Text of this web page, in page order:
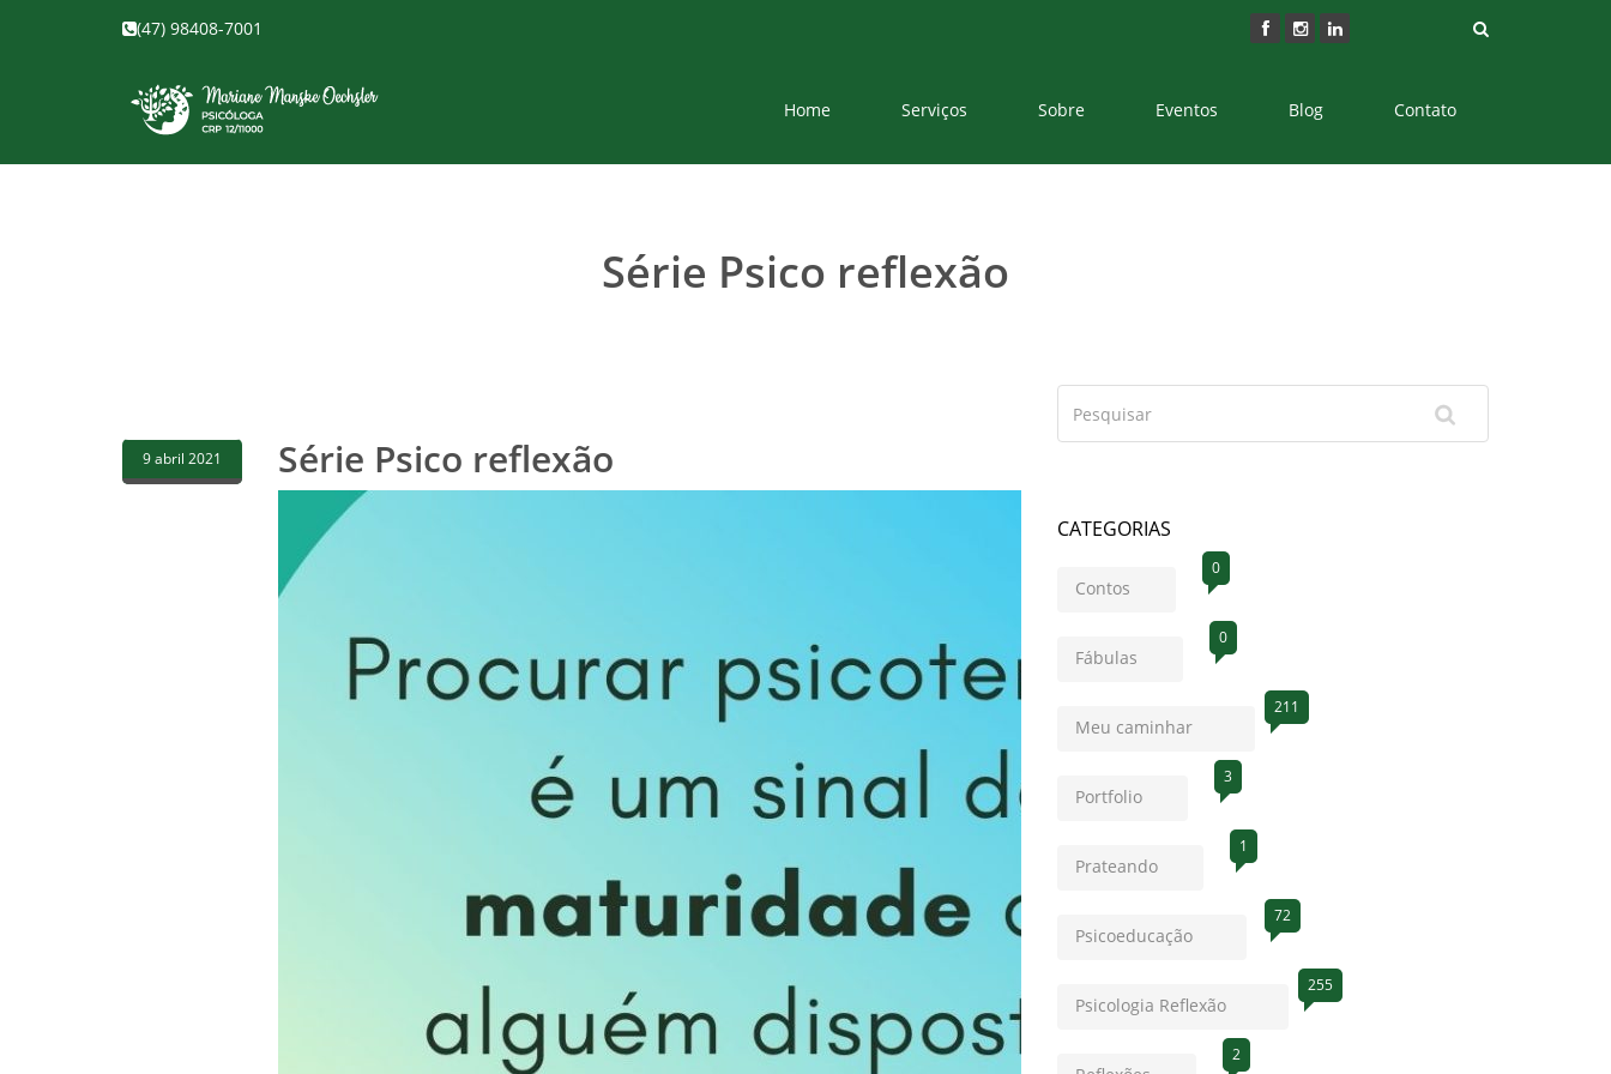
(47) 98408-7001
Home Serviços Sobre Eventos Blog Contato
Série Psico reflexão
9 abril 2021 Série Psico reflexão
CATEGORIAS
Contos
0
Fábulas
0
Meu caminhar
211
Portfolio
3
Prateando
1
Psicoeducação
72
Psicologia Reflexão
255
2